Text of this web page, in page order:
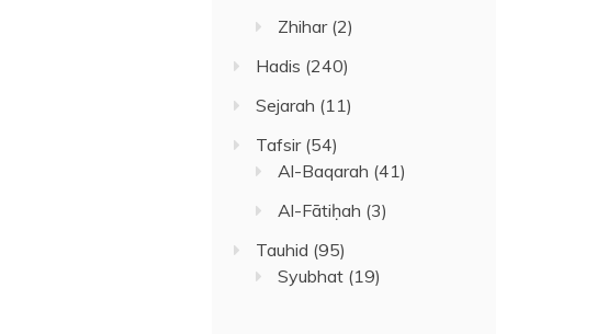
Zhihar(2)
Hadis (240)
Sejarah (11)
Tafsir(54)
Al-Baqarah (41)
Al-Fātiḥah (3)
Tauhid (95)
Syubhat (19)